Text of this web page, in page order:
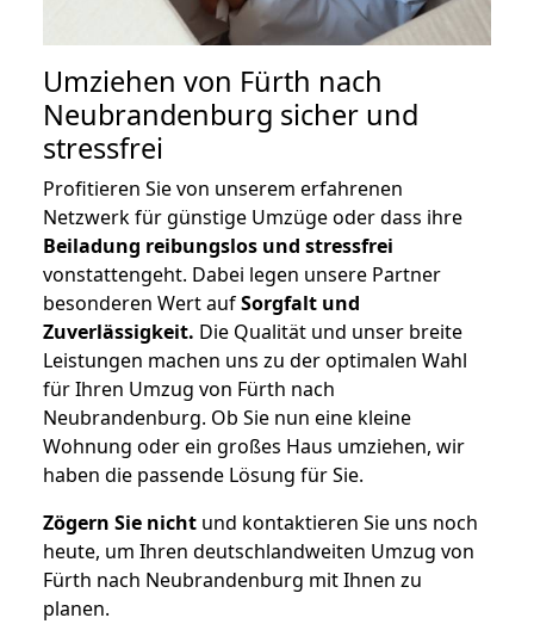
Umziehen von Fürth nach
Neubrandenburg sicher und
stressfrei
Profitieren Sie von unserem erfahrenen
Netzwerk für günstige Umzüge oder dass ihre
Beiladung reibungslos und stressfrei
vonstattengeht. Dabei legen unsere Partner
besonderen Wert aufSorgfalt und
Zuverlässigkeit. Die Qualität und unser breite
Leistungen machen uns zu der optimalen Wahl
für Ihren Umzug von Fürth nach
Neubrandenburg. Ob Sie nun eine kleine
Wohnung oder ein großes Haus umziehen, wir
haben die passende Lösung für Sie.
Zögern Sie nicht und kontaktieren Sie uns noch
heute, um Ihren deutschlandweiten Umzug von
Fürth nach Neubrandenburg mit Ihnen zu
planen.